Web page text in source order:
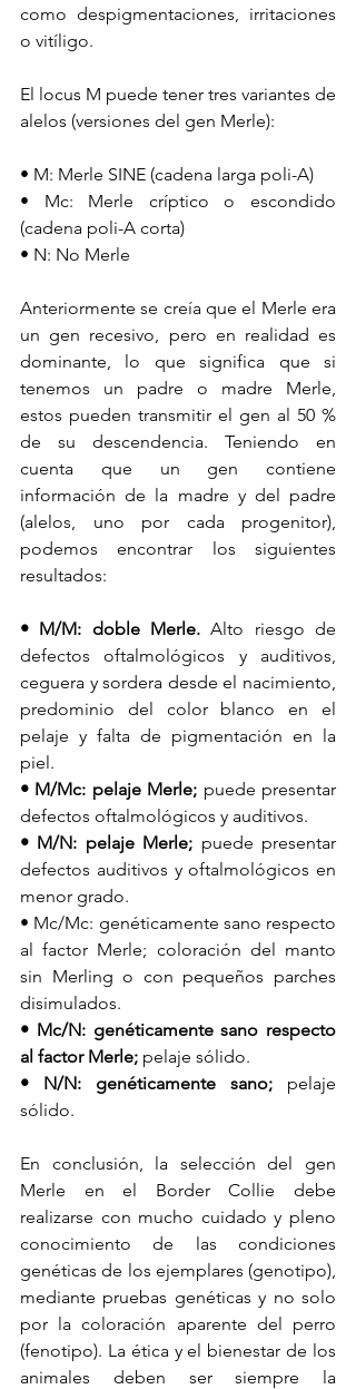
como despigmentaciones, irritaciones
o vitíligo.
El locus M puede tener tres variantes de
alelos (versiones del gen Merle):
• M: Merle SINE (cadena larga poli-A)
• Mc: Merle críptico o escondido
(cadena poli-A corta)
• N: No Merle
Anteriormente se creía que el Merle era
un gen recesivo, pero en realidad es
dominante, lo que significa que si
tenemos un padre o madre Merle,
estos pueden transmitir el gen al 50 %
de su descendencia. Teniendo en
cuenta que un gen contiene
información de la madre y del padre
(alelos, uno por cada progenitor),
podemos encontrar los siguientes
resultados:
• M/M: doble Merle. Alto riesgo de
defectos oftalmológicos y auditivos,
ceguera y sordera desde el nacimiento,
predominio del color blanco en el
pelaje y falta de pigmentación en la
piel.
• M/Mc: pelaje Merle; puede presentar
defectos oftalmológicos y auditivos.
• M/N: pelaje Merle; puede presentar
defectos auditivos y oftalmológicos en
menor grado.
• Mc/Mc: genéticamente sano respecto
al factor Merle; coloración del manto
sin Merling o con pequeños parches
disimulados.
• Mc/N: genéticamente sano respecto
al factor Merle; pelaje sólido.
• N/N: genéticamente sano; pelaje
sólido.
En conclusión, la selección del gen
Merle en el Border Collie debe
realizarse con mucho cuidado y pleno
conocimiento de las condiciones
genéticas de los ejemplares (genotipo),
mediante pruebas genéticas y no solo
por la coloración aparente del perro
(fenotipo). La ética y el bienestar de los
animales deben ser siempre la